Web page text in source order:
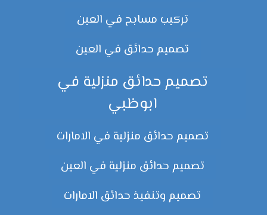
تركيب مسابح في العين
تصميم حدائق في العين
تصميم حدائق منزلية في
ابوظبي
تصميم حدائق منزلية في الامارات
تصميم حدائق منزلية في العين
تصميم وتنفيذ حدائق الامارات